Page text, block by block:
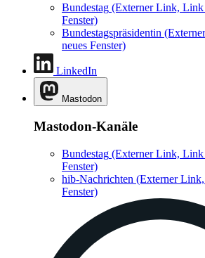
Bundestag (Externer Link, Link
Fenster)
Bundestagspräsidentin
neues Fenster)
LinkedIn
Mastodon
Mastodon-Kanäle
Bundestag (Externer Link, Link
Fenster)
hib-Nachrichten (Externer
Fenster)